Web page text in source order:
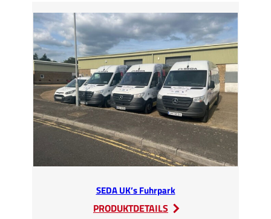
RECOVERY
HV-
Schulung
bei
SEDA
SEDA UK’s Fuhrpark
PRODUKTDETAILS
: